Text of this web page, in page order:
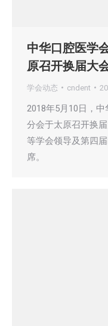
中华口腔医学
原召开换届大
学会动态 cndent
2018年5月10日，
分会于太原召开换
等学会领导及第四
席。